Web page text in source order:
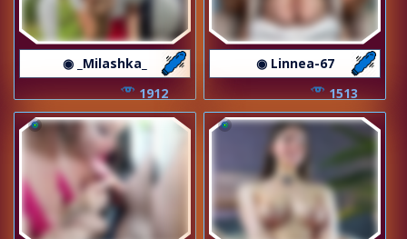
◉ _Milashka_
1912
◉ Linnea-67
1513